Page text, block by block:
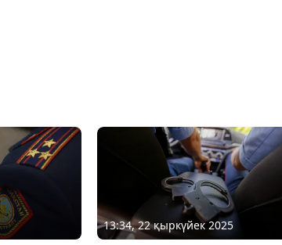
13:34, 22 қыркүйек 2025